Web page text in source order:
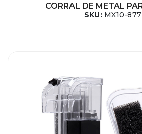
CORRAL DE METAL
SKU: MX10-877